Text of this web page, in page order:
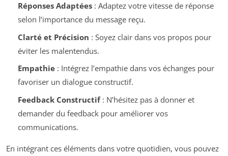
Réponses Adaptées: Adaptez votre vitesse de réponse
selon l’importance du message reçu.
Clarté et Précision : Soyez clair dans vos propos pour
éviter les malentendus.
Empathie: Intégrez l’empathie dans vos échanges pour
favoriser un dialogue constructif.
Feedback Constructif: N’hésitez pas à donner et
demander du feedback pour améliorer vos
communications.
En intégrant ces éléments dans votre quotidien, vous pouvez